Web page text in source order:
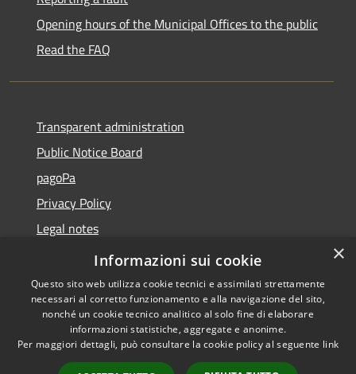
Opening hours of the Municipal Offices to the public
Read the FAQ
Transparent administration
Public Notice Board
pagoPa
Privacy Policy
Legal notes
Accessibility Statement
Accessibility
Copyright © 2026 • Città di
Imperia • Powered by
×
Informazioni sui cookie
Questo sito web utilizza cookie tecnici e assimilati strettamente
necessari al corretto funzionamento e alla navigazione del sito,
nonché un cookie tecnico analitico al solo fine di elaborare
informazioni statistiche, aggregate e anonime.
Per maggiori dettagli, può consultare la cookie policy al seguente link